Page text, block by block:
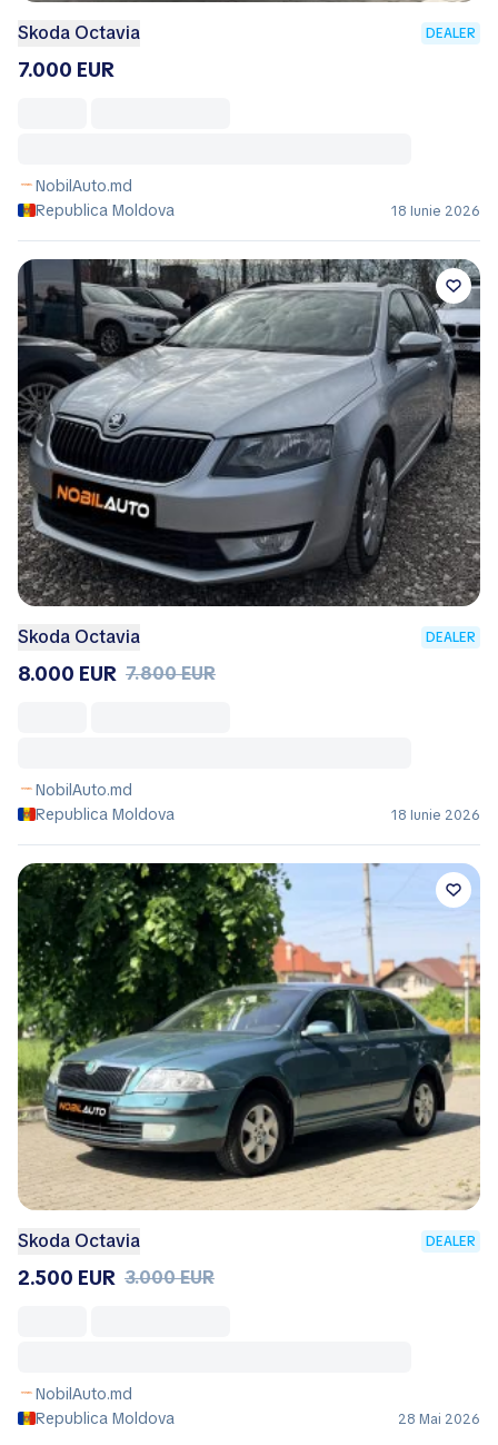
Skoda Octavia DEALER
7.000 EUR
NobilAuto.md
Republica Moldova
18 Iunie 2026
Skoda Octavia DEALER
8.000 EUR 7.800 EUR
NobilAuto.md
Republica Moldova
18 Iunie 2026
Skoda Octavia DEALER
2.500 EUR 3.000 EUR
NobilAuto.md
Republica Moldova
28 Mai 2026